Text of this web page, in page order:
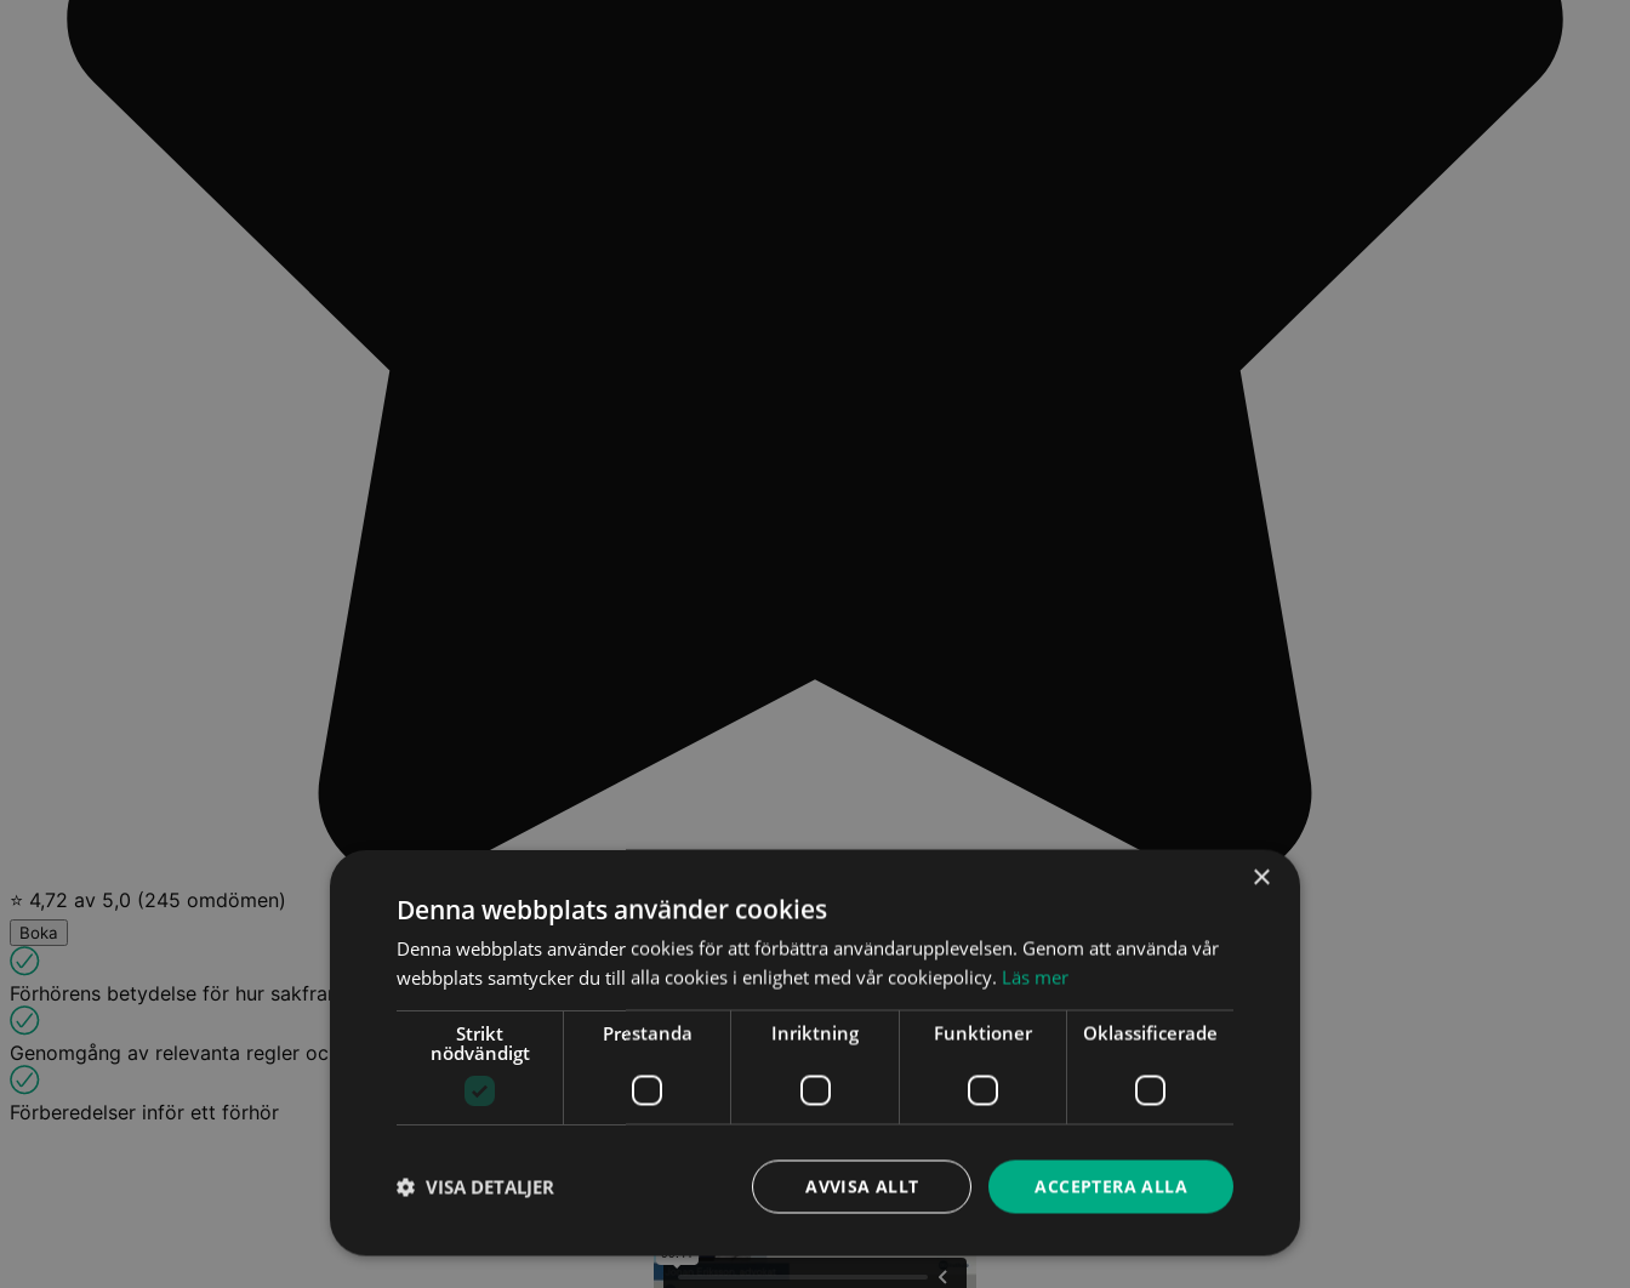
⭐ 4,72 av 5,0 (245 omdömen)
Boka
Förhörens betydelse för hur sakframställning
Genomgång av relevanta regler och rättsfall
Förberedelser inför ett förhör
×
Denna webbplats använder cookies
Denna webbplats använder cookies för att förbättra användarupplevelsen. Genom att använda vår
webbplats samtycker du till alla cookies i enlighet med vår cookiepolicy. Läs mer
Strikt
nödvändigt
Prestanda Inriktning Funktioner Oklassificerade
ACCEPTERA ALLA
AVVISA ALLT
VISA DETALJER